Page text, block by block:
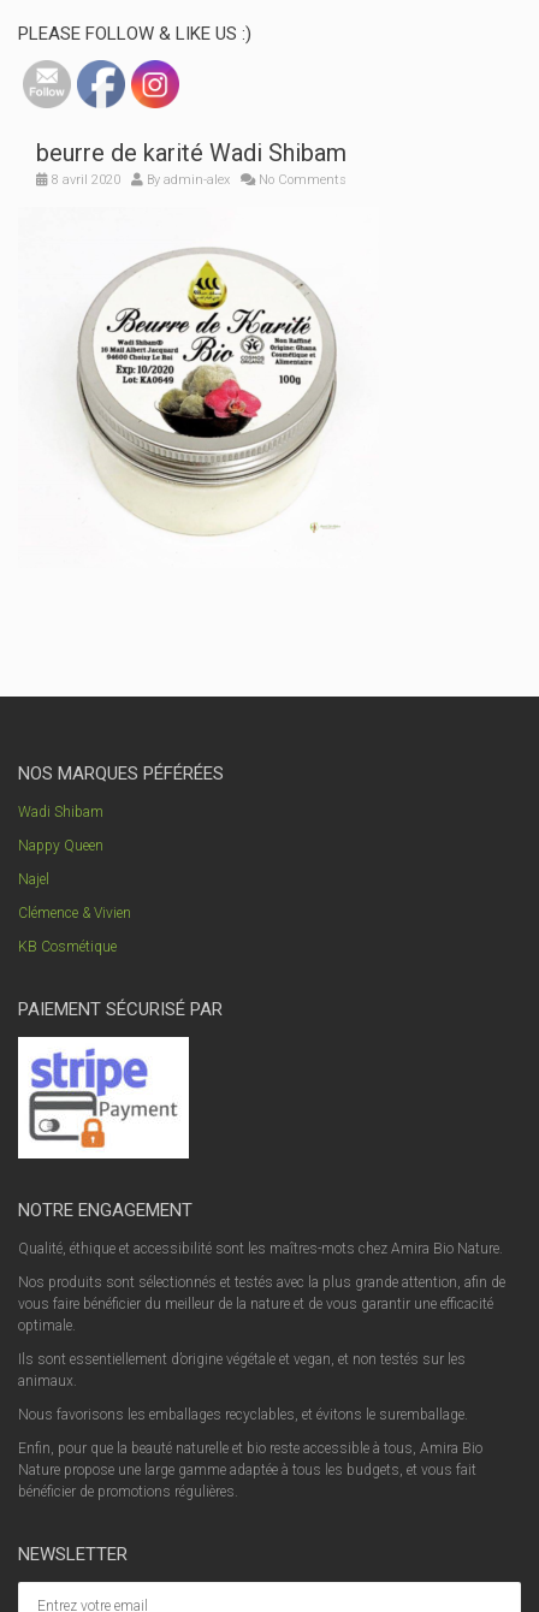
PLEASE FOLLOW & LIKE US :)
beurre de karité Wadi Shibam
8 avril 2020 By admin-alex No Comments
NOS MARQUES PÉFÉRÉES
Wadi Shibam
Nappy Queen
Najel
Clémence & Vivien
KB Cosmétique
PAIEMENT SÉCURISÉ PAR
NOTRE ENGAGEMENT
Qualité, éthique et accessibilité sont les maîtres-mots chez Amira Bio Nature.
Nos produits sont sélectionnés et testés avec la plus grande attention, afin de
vous faire bénéficier du meilleur de la nature et de vous garantir une efficacité
optimale.
Ils sont essentiellement d’origine végétale et vegan, et non testés sur les
animaux.
Nous favorisons les emballages recyclables, et évitons le suremballage.
Enfin, pour que la beauté naturelle et bio reste accessible à tous, Amira Bio
Nature propose une large gamme adaptée à tous les budgets, et vous fait
bénéficier de promotions régulières.
NEWSLETTER